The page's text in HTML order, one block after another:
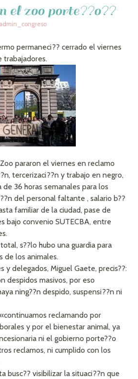
el zoo porte??o??
admin_congreso
permaneci?? cerrado el viernes
trabajadores.
pararon el viernes en reclamo
tercerizaci??n y trabajo en negro,
de 36 horas semanales para los
del personal faltante , salario b??
familiar de la ciudad, pase de
bajo convenio SUTECBA, entre
s??lo hubo una guardia para
de los animales.
y delegados, Miguel Gaete, precis??:
despidos masivos, por eso
ning??n despido, suspensi??n ni
reclamando por
y por el bienestar animal, ya
ni el gobierno porte??o
reclamos, ni cumplido con los
busc?? visibilizar la situaci??n que